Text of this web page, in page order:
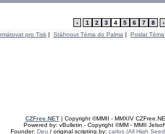
‹ 1 2 3 4 5 6 7 8
›
pro Tisk | Stáhnout Téma do Palma | Poslat
CZFree.NET| Copyright ©MMII - MMXIV
Powered by: vBulletin - Copyright ©MM - MMII
Founder: Deu / original scripting by: carlos (All High